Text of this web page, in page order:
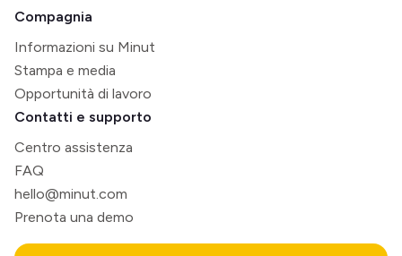
Compagnia
Informazioni su Minut
Stampa e media
Opportunità di lavoro
Contatti e supporto
Centro assistenza
FAQ
hello@minut.com
Prenota una demo